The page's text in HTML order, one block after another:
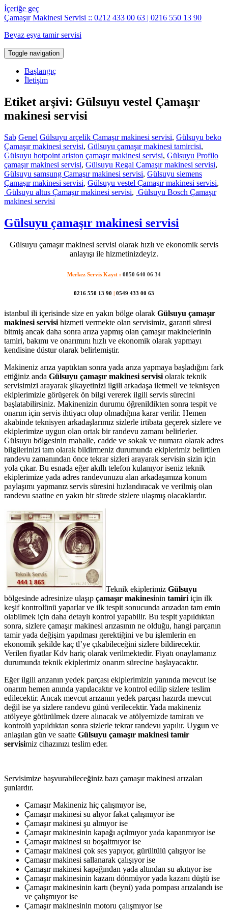
İçeriğe geç
Çamaşır Makinesi Servisi :: 0212 433 00 63 | 0216 550 13 90
Beyaz eşya tamir servisi
Toggle navigation
Başlangıç
İletişim
Etiket arşivi: Gülsuyu vestel Çamaşır
makinesi servisi
Sab Genel Gülsuyu arçelik Çamaşır makinesi servisi, Gülsuyu beko
Çamaşır makinesi servisi, Gülsuyu çamaşır makinesi tamircisi,
Gülsuyu hotpoint ariston çamaşır makinesi servisi, Gülsuyu Profilo
çamaşır makinesi servisi, Gülsuyu Regal Çamaşır makinesi servisi,
Gülsuyu samsung Çamaşır makinesi servisi, Gülsuyu siemens
Çamaşır makinesi servisi, Gülsuyu vestel Çamaşır makinesi servisi,
Gülsuyu altus Çamaşır makinesi servisi, Gülsuyu Bosch Çamaşır
makinesi servisi
Gülsuyu çamaşır makinesi servisi
Gülsuyu çamaşır makinesi servisi olarak hızlı ve ekonomik servis
anlayışı ile hizmetinizdeyiz.
Merkez Servis Kayıt : 0850 640 06 34
0216 550 13 90 | 0549 433 00 63
istanbul ili içerisinde size en yakın bölge olarak Gülsuyu çamaşır
makinesi servisi hizmeti vermekte olan servisimiz, garanti süresi
bitmiş ancak daha sonra arıza yapmış olan çamaşır makinelerinin
tamiri, bakımı ve onarımını hızlı ve ekonomik olarak yapmayı
kendisine düstur olarak belirlemiştir.
Makineniz arıza yaptıktan sonra yada arıza yapmaya başladığını fark
ettiğiniz anda Gülsuyu çamaşır makinesi servisi olarak teknik
servisimizi arayarak şikayetinizi ilgili arkadaşa iletmeli ve teknisyen
ekiplerimizle görüşerek ön bilgi vererek ilgili servis sürecini
başlatabilirsiniz. Makinenizin durumu öğrenildikten sonra tespit ve
onarım için servis ihtiyacı olup olmadığına karar verilir. Hemen
akabinde teknisyen arkadaşlarımız sizlerle irtibata geçerek sizlere ve
ekiplerimize uygun olan ortak bir randevu zamanı belirlerler.
Gülsuyu bölgesinin mahalle, cadde ve sokak ve numara olarak adres
bilgilerinizi tam olarak bildirmeniz durumunda ekiplerimiz belirtilen
randevu zamanından önce tekrar sizleri arayarak servisin sizin için
yola çıkar. Bu esnada eğer akıllı telefon kulanıyor iseniz teknik
ekiplerimize yada adres randevunuzu alan arkadaşımıza konum
paylaşımı yapmanız servis süresini hızlandıracak ve verilmiş olan
randevu saatine en yakın bir sürede sizlere ulaşmış olacaklardır.
Teknik ekiplerimiz Gülsuyu
bölgesinde adresinize ulaşıp çamaşır makinesinin tamiri için ilk
keşif kontrolünü yaparlar ve ilk tespit sonucunda arızadan tam emin
olabilmek için daha detaylı kontrol yapabilir. Bu tespit yapıldıktan
sonra, sizlere çamaşır makinesi arızasının ne olduğu, hangi parçanın
tamir yada değişim yapılması gerektiğini ve bu işlemlerin en
ekonomik şekilde kaç tl’ye çıkabileceğini sizlere bildirecektir.
Verilen fiyatlar Kdv hariç olarak verilmektedir. Fiyatı onaylamanız
durumunda teknik ekiplerimiz onarım sürecine başlayacaktır.
Eğer ilgili arızanın yedek parçası ekiplerimizin yanında mevcut ise
onarım hemen anında yapılacaktır ve kontrol edilip sizlere teslim
edilecektir. Ancak mevcut arızanın yedek parçası hazırda mevcut
değil ise ya sizlere randevu günü verilecektir. Yada makineniz
atölyeye götürülmek üzere alınacak ve atölyemizde tamiratı ve
kontrolü yapıldıktan sonra sizlerle tekrar randevu yapılır. Uygun ve
anlaşılan gün ve saatte Gülsuyu çamaşır makinesi tamir
servisimiz cihazınızı teslim eder.
Servisimize başvurabileceğiniz bazı çamaşır makinesi arızaları
şunlardır.
Çamaşır Makineniz hiç çalışmıyor ise,
Çamaşır makinesi su alıyor fakat çalışmıyor ise
Çamaşır makinesi şu almıyor ise
Çamaşır makinesinin kapağı açılmıyor yada kapanmıyor ise
Çamaşır makinesi su boşaltmıyor ise
Çamaşır makinesi çok ses yapıyor, gürültülü çalışıyor ise
Çamaşır makinesi sallanarak çalışıyor ise
Çamaşır makinesi kapağından yada altından su akıtıyor ise
Çamaşır makinesinin kazanı dönmüyor yada kazanı düştü ise
Çamaşır makinesinin kartı (beyni) yada pompası arızalandı ise
ve çalışmıyor ise
Çamaşır makinesinin motoru çalışmıyor ise